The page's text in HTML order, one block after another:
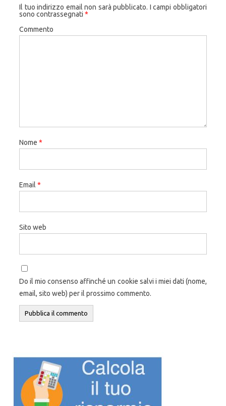
Il tuo indirizzo email non sarà pubblicato. I campi obbligatori
sono contrassegnati *
Commento
Nome *
Email *
Sito web
Do il mio consenso affinché un cookie salvi i miei dati (nome,
email, sito web) per il prossimo commento.